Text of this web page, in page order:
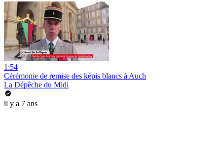
1:54
Cérémonie de remise des képis blancs à Auch
La Dépêche du Midi
il y a 7 ans